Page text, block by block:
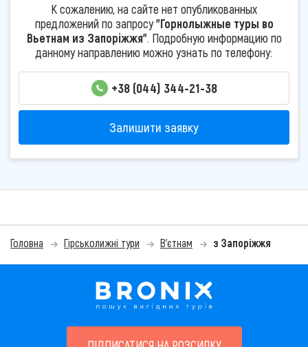
К сожалению, на сайте нет опубликованных
предложений по запросу"Горнолыжные туры во
Вьетнам из Запоріжжя". Подробную информацию по
данному направлению можно узнать по телефону:
+38 (044) 344-21-38
Залишити заявку
Головна Гірськолижні тури В'єтнам з Запоріжжя